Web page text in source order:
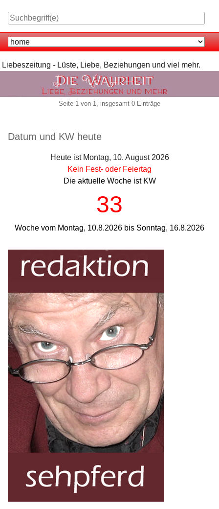
Navigation
Liebeszeitung - Lüste, Liebe, Beziehungen und viel mehr.
Seite 1 von 1, insgesamt 0 Einträge
Seitenleiste
Datum und KW heute
Heute ist Montag, 10. August 2026
Kein Fest- oder Feiertag
Die aktuelle Woche ist KW
33
Woche vom Montag, 10.8.2026 bis Sonntag, 16.8.2026